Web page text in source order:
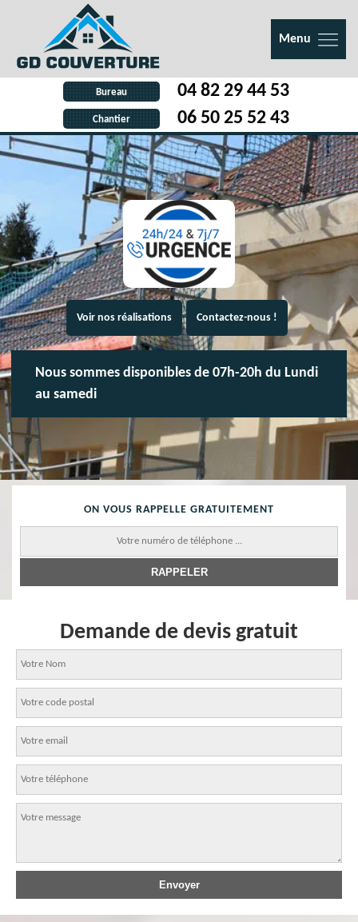
Menu
Bureau 04 82 29 44 53
Chantier 06 50 25 52 43
Voir nos réalisations Contactez-nous !
Nous sommes disponibles de 07h-20h du Lundi
au samedi
ON VOUS RAPPELLE GRATUITEMENT
Demande de devis gratuit